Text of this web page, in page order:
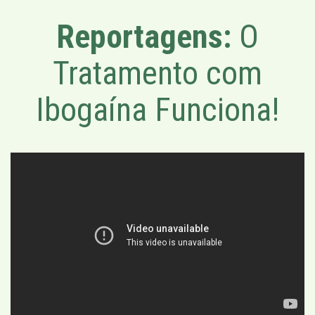
Reportagens: O
Tratamento com
Ibogaína Funciona!